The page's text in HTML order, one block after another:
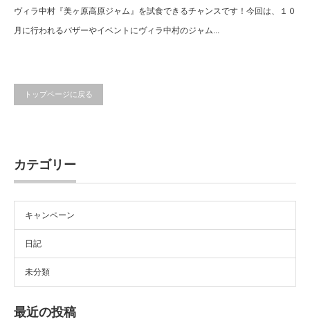
ヴィラ中村『美ヶ原高原ジャム』を試食できるチャンスです！今回は、１０
月に行われるバザーやイベントにヴィラ中村のジャム...
トップページに戻る
カテゴリー
キャンペーン
日記
未分類
最近の投稿